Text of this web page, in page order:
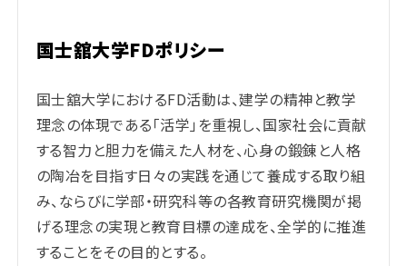
国士舘大学FDポリシー
国士舘大学におけるFD活動は、建学の精神と教学
理念の体現である「活学」を重視し、国家社会に貢献
する智力と胆力を備えた人材を、心身の鍛錬と人格
の陶冶を目指す日々の実践を通じて養成する取り組
み、ならびに学部・研究科等の各教育研究機関が掲
げる理念の実現と教育目標の達成を、全学的に推進
することをその目的とする。